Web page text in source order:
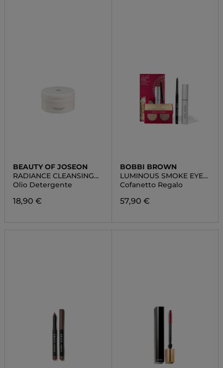
BEAUTY OF JOSEON
RADIANCE CLEANSING
BALM
Olio Detergente
18,90 €
BOBBI BROWN
LUMINOUS SMOKE EYE
SHADOW DUO SET
Cofanetto Regalo
57,90 €